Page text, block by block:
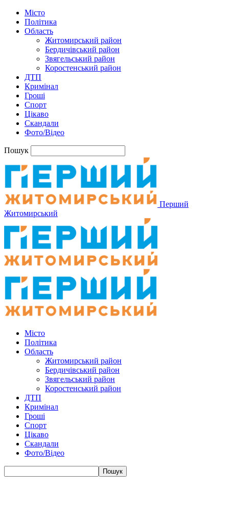
Місто
Політика
Область
Житомирський район
Бердичівський район
Звягельський район
Коростенський район
ДТП
Кримінал
Гроші
Спорт
Цікаво
Скандали
Фото/Відео
Пошук
Перший
Житомирський
Місто
Політика
Область
Житомирський район
Бердичівський район
Звягельський район
Коростенський район
ДТП
Кримінал
Гроші
Спорт
Цікаво
Скандали
Фото/Відео